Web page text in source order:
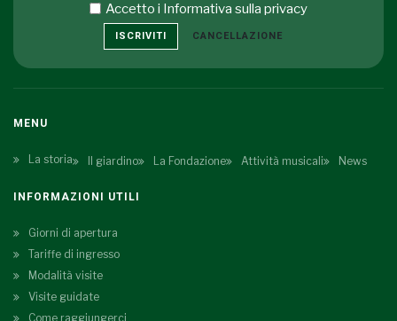
Accetto i Informativa sulla privacy
ISCRIVITI CANCELLAZIONE
MENU
La storia Il giardino La Fondazione Attività musicali News
INFORMAZIONI UTILI
Giorni di apertura
Tariffe di ingresso
Modalità visite
Visite guidate
Come raggiungerci